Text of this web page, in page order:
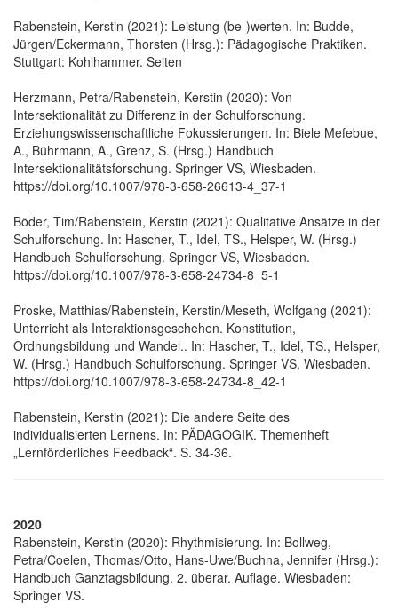
Rabenstein, Kerstin (2021): Leistung (be-)werten. In: Budde,
Jürgen/Eckermann, Thorsten (Hrsg.): Pädagogische Praktiken.
Stuttgart: Kohlhammer. Seiten
Herzmann, Petra/Rabenstein, Kerstin (2020): Von
Intersektionalität zu Differenz in der Schulforschung.
Erziehungswissenschaftliche Fokussierungen. In: Biele Mefebue,
A., Bührmann, A., Grenz, S. (Hrsg.) Handbuch
Intersektionalitätsforschung. Springer VS, Wiesbaden.
https://doi.org/10.1007/978-3-658-26613-4_37-1
Böder, Tim/Rabenstein, Kerstin (2021): Qualitative Ansätze in der
Schulforschung. In: Hascher, T., Idel, TS., Helsper, W. (Hrsg.)
Handbuch Schulforschung. Springer VS, Wiesbaden.
https://doi.org/10.1007/978-3-658-24734-8_5-1
Proske, Matthias/Rabenstein, Kerstin/Meseth, Wolfgang (2021):
Unterricht als Interaktionsgeschehen. Konstitution,
Ordnungsbildung und Wandel.. In: Hascher, T., Idel, TS., Helsper,
W. (Hrsg.) Handbuch Schulforschung. Springer VS, Wiesbaden.
https://doi.org/10.1007/978-3-658-24734-8_42-1
Rabenstein, Kerstin (2021): Die andere Seite des
individualisierten Lernens. In: PÄDAGOGIK. Themenheft
„Lernförderliches Feedback“. S. 34-36.
2020
Rabenstein, Kerstin (2020): Rhythmisierung. In: Bollweg,
Petra/Coelen, Thomas/Otto, Hans‐Uwe/Buchna, Jennifer (Hrsg.):
Handbuch Ganztagsbildung. 2. überar. Auflage. Wiesbaden:
Springer VS.